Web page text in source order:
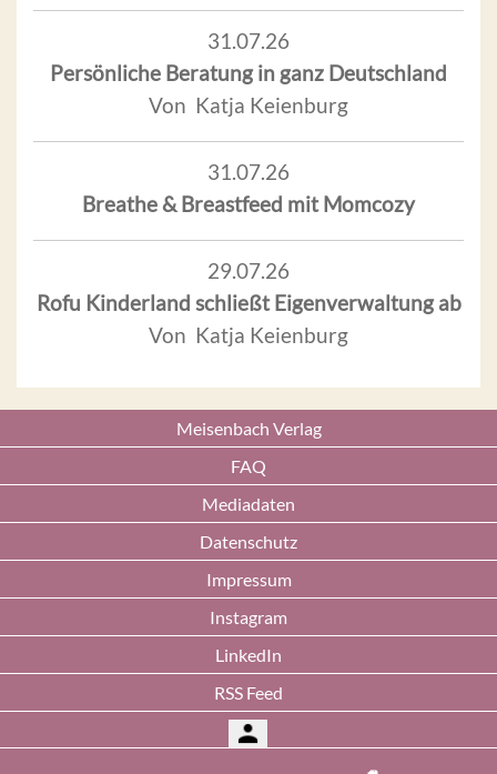
31.07.26
Persönliche Beratung in ganz Deutschland
Von Katja Keienburg
31.07.26
Breathe & Breastfeed mit Momcozy
29.07.26
Rofu Kinderland schließt Eigenverwaltung ab
Von Katja Keienburg
Meisenbach Verlag
FAQ
Mediadaten
Datenschutz
Impressum
Instagram
LinkedIn
RSS Feed